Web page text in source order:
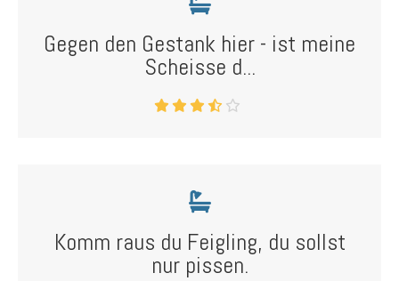
Gegen den Gestank hier - ist meine
Scheisse d...
Komm raus du Feigling, du sollst
nur pissen.